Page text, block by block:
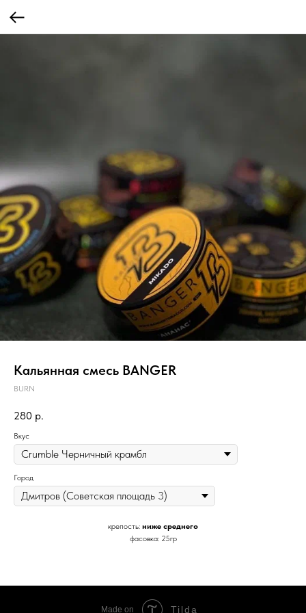
Кальянная смесь BANGER
BURN
280 р.
Вкус
Город
крепость: ниже среднего
фасовка: 25гр
Made on Tilda